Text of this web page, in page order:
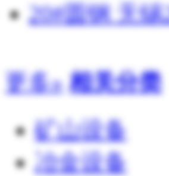
20#圆钢 无
更多» 相关分类
矿山设备
冶金设备